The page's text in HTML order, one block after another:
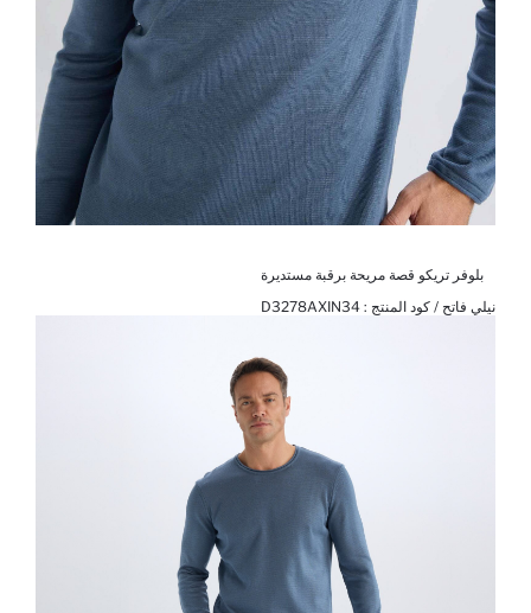
بلوفر تريكو قصة مريحة برقبة مستديرة
نيلي فاتح / كود المنتج : D3278AXIN34